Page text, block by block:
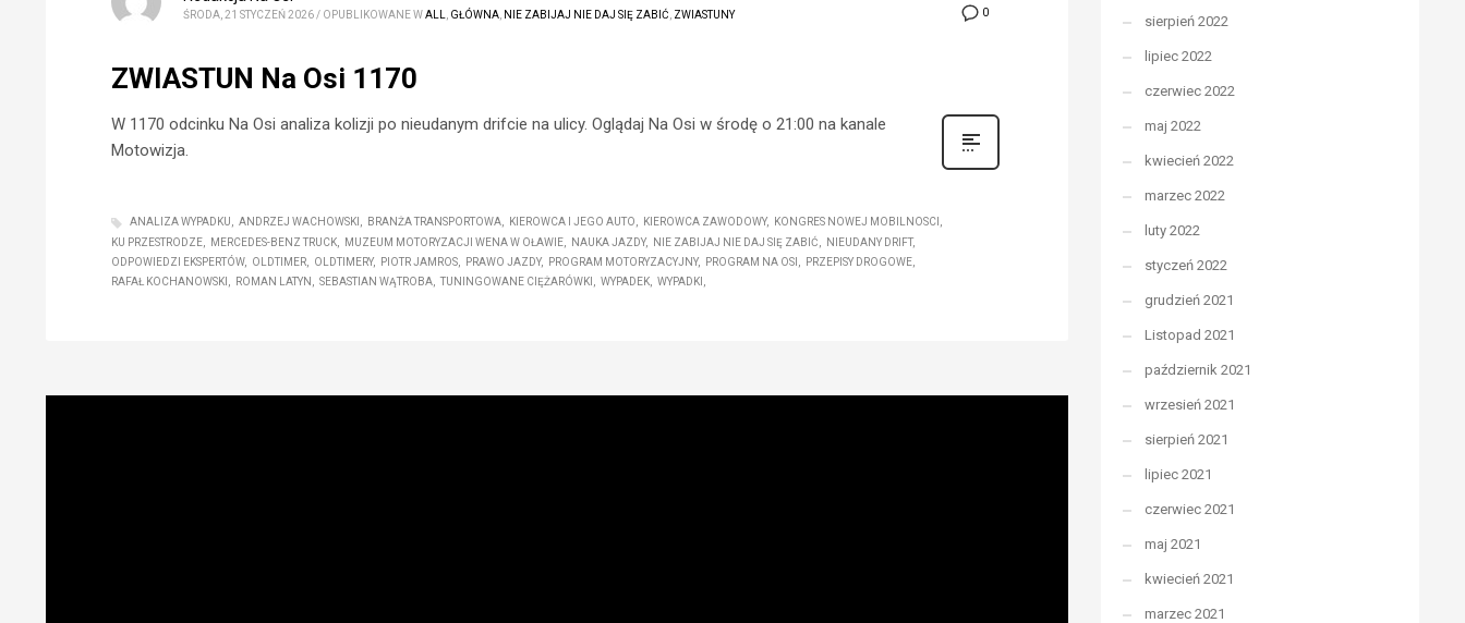
0
ŚRODA, 21 STYCZEŃ 2026/ OPUBLIKOWANE WALL, GŁÓWNA, NIE ZABIJAJ NIE DAJ SIĘ ZABIĆ, ZWIASTUNY
ZWIASTUN Na Osi 1170
W 1170 odcinku Na Osi analiza kolizji po nieudanym drifcie na ulicy. Oglądaj Na Osi w środę o 21:00 na kanale
Motowizja.
ANALIZA WYPADKU ANDRZEJ WACHOWSKI BRANŻA TRANSPORTOWA KIEROWCA I JEGO AUTO KIEROWCA ZAWODOWY
KONGRES NOWEJ MOBILNOSCI
KU PRZESTRODZE
MERCEDES-BENZ TRUCK MUZEUM MOTORYZACJI WENA W OŁAWIE NAUKA JAZDY NIE ZABIJAJ NIE DAJ SIĘ ZABIĆ
NIEUDANY DRIFT
ODPOWIEDZI EKSPERTÓW
OLDTIMER OLDTIMERY PIOTR JAMROS PRAWO JAZDY PROGRAM MOTORYZACYJNY PROGRAM NA OSI
PRZEPISY DROGOWE
RAFAŁ KOCHANOWSKI
ROMAN LATYN SEBASTIAN WĄTROBA TUNINGOWANE CIĘŻARÓWKI WYPADEK WYPADKI
sierpień 2022
lipiec 2022
czerwiec 2022
maj 2022
kwiecień 2022
marzec 2022
luty 2022
styczeń 2022
grudzień 2021
Listopad 2021
październik 2021
wrzesień 2021
sierpień 2021
lipiec 2021
czerwiec 2021
maj 2021
kwiecień 2021
marzec 2021